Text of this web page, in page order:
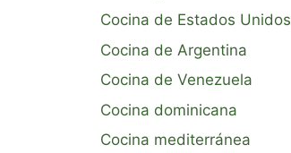
Cocina de Estados Unidos
Cocina de Argentina
Cocina de Venezuela
Cocina dominicana
Cocina mediterránea